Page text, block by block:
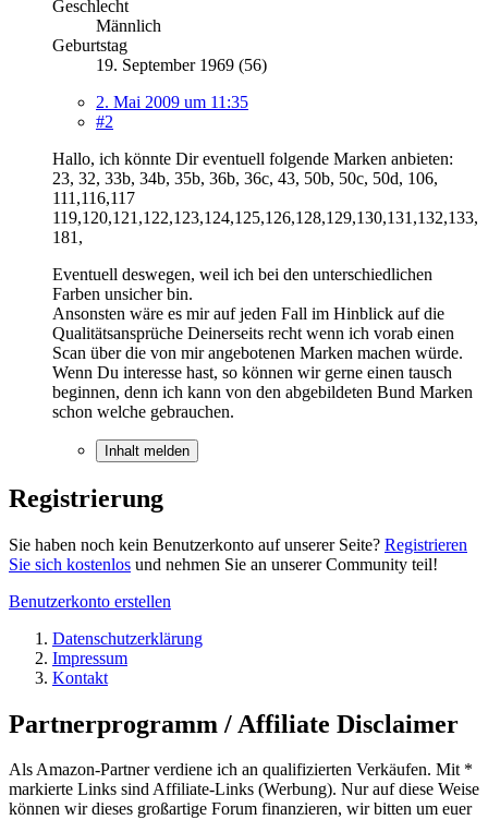
Geschlecht
Männlich
Geburtstag
19. September 1969 (56)
2. Mai 2009 um 11:35
#2
Hallo, ich könnte Dir eventuell folgende Marken anbieten:
23, 32, 33b, 34b, 35b, 36b, 36c, 43, 50b, 50c, 50d, 106,
111,116,117
119,120,121,122,123,124,125,126,128,129,130,131,132,133,
181,
Eventuell deswegen, weil ich bei den unterschiedlichen
Farben unsicher bin.
Ansonsten wäre es mir auf jeden Fall im Hinblick auf die
Qualitätsansprüche Deinerseits recht wenn ich vorab einen
Scan über die von mir angebotenen Marken machen würde.
Wenn Du interesse hast, so können wir gerne einen tausch
beginnen, denn ich kann von den abgebildeten Bund Marken
schon welche gebrauchen.
Inhalt melden
Registrierung
Sie haben noch kein Benutzerkonto auf unserer Seite? Registrieren
Sie sich kostenlos und nehmen Sie an unserer Community teil!
Benutzerkonto erstellen
Datenschutzerklärung
Impressum
Kontakt
Partnerprogramm / Affiliate Disclaimer
Als Amazon-Partner verdiene ich an qualifizierten Verkäufen. Mit *
markierte Links sind Affiliate-Links (Werbung). Nur auf diese Weise
können wir dieses großartige Forum finanzieren, wir bitten um euer